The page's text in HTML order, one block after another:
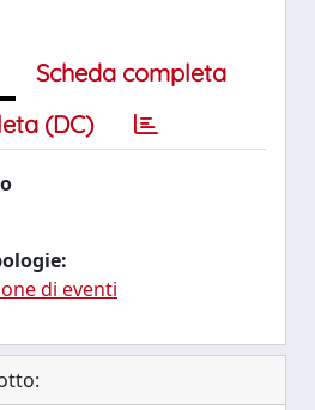
Scheda completa
(DC)
di eventi